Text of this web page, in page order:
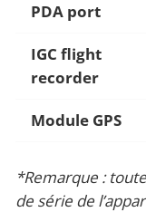
PDA port
IGC flight
recorder
Module GPS
*Remarque :
de série de